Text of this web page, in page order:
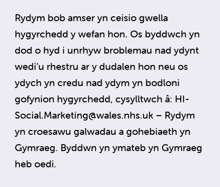
Rydym bob amser yn ceisio gwella
hygyrchedd y wefan hon. Os byddwch yn
dod o hyd i unrhyw broblemau nad ydynt
wedi’u rhestru ar y dudalen hon neu os
ydych yn credu nad ydym yn bodloni
gofynion hygyrchedd, cysylltwch â: HI-
Social.Marketing@wales.nhs.uk – Rydym
yn croesawu galwadau a gohebiaeth yn
Gymraeg. Byddwn yn ymateb yn Gymraeg
heb oedi.